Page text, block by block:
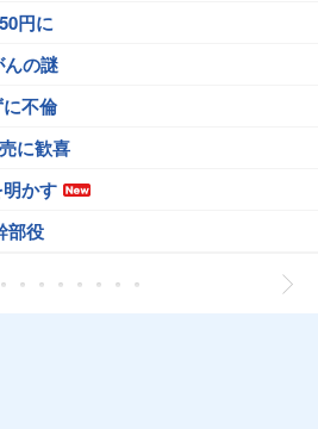
円に
の謎
不倫
に歓喜
かす
部役